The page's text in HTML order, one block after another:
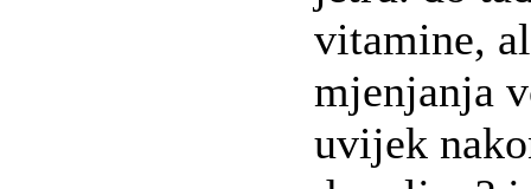
vitamine,
mjenjanja
uvijek